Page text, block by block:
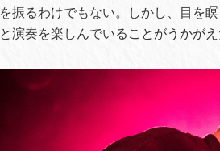
を振るわけでもない。しかし、目を
と演奏を楽しんでいることがうかがえ